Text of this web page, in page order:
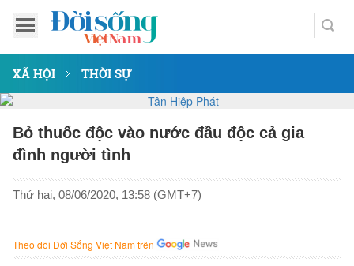
XÃ HỘI THỜI SỰ
Bỏ thuốc độc vào nước đầu độc cả gia
đình người tình
Thứ hai, 08/06/2020, 13:58 (GMT+7)
Theo dõi Đời Sống Việt Nam trên